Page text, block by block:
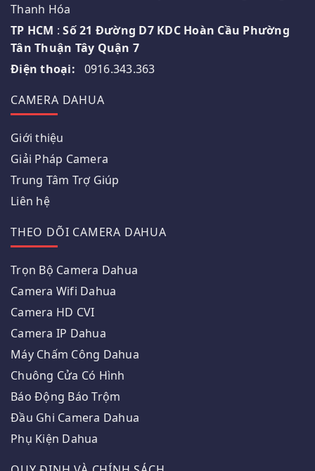
Thanh Hóa
TP HCM :Số 21 Đường D7 KDC Hoàn Cầu Phường
Tân Thuận Tây Quận 7
Điện thoại: 0916.343.363
CAMERA DAHUA
Giới thiệu
Giải Pháp Camera
Trung Tâm Trợ Giúp
Liên hệ
THEO DÕI CAMERA DAHUA
Trọn Bộ Camera Dahua
Camera Wifi Dahua
Camera HD CVI
Camera IP Dahua
Máy Chấm Công Dahua
Chuông Cửa Có Hình
Báo Động Báo Trộm
Đầu Ghi Camera Dahua
Phụ Kiện Dahua